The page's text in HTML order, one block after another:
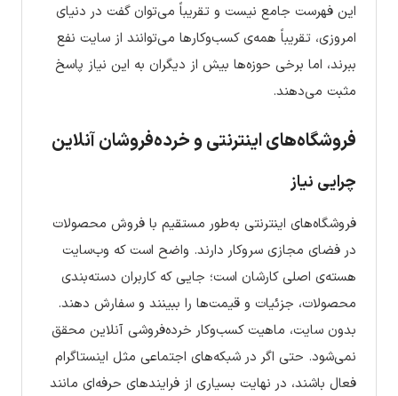
این فهرست جامع نیست و تقریباً می‌توان گفت در دنیای
امروزی، تقریباً همه‌ی کسب‌وکارها می‌توانند از سایت نفع
ببرند، اما برخی حوزه‌ها بیش از دیگران به این نیاز پاسخ
مثبت می‌دهند.
فروشگاه‌های اینترنتی و خرده‌فروشان آنلاین
چرایی نیاز
فروشگاه‌های اینترنتی به‌طور مستقیم با فروش محصولات
در فضای مجازی سر‌وکار دارند. واضح است که وب‌سایت
هسته‌ی اصلی کارشان است؛ جایی که کاربران دسته‌بندی
محصولات، جزئیات و قیمت‌ها را ببینند و سفارش دهند.
بدون سایت، ماهیت کسب‌وکار خرده‌فروشی آنلاین محقق
نمی‌شود. حتی اگر در شبکه‌های اجتماعی مثل اینستاگرام
فعال باشند، در نهایت بسیاری از فرایندهای حرفه‌ای مانند